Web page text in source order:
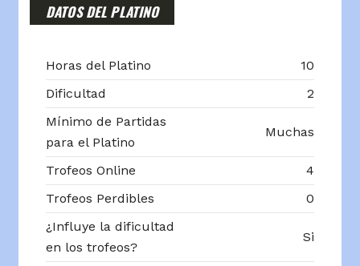
DATOS DEL PLATINO
Horas del Platino
10
Dificultad
2
Mínimo de Partidas
para el Platino
Muchas
Trofeos Online
4
Trofeos Perdibles
0
¿Influye la dificultad
en los trofeos?
Si